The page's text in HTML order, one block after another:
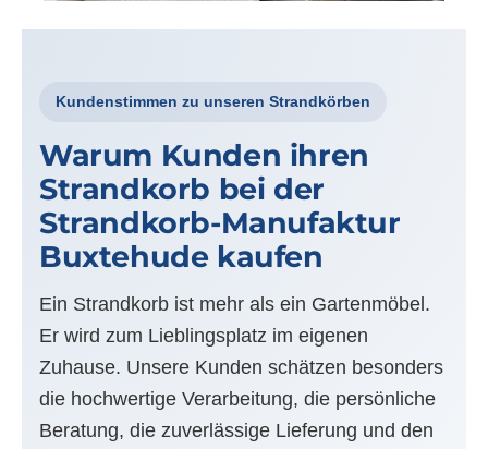
Kundenstimmen zu unseren Strandkörben
Warum Kunden ihren
Strandkorb bei der
Strandkorb-Manufaktur
Buxtehude kaufen
Ein Strandkorb ist mehr als ein Gartenmöbel.
Er wird zum Lieblingsplatz im eigenen
Zuhause. Unsere Kunden schätzen besonders
die hochwertige Verarbeitung, die persönliche
Beratung, die zuverlässige Lieferung und den